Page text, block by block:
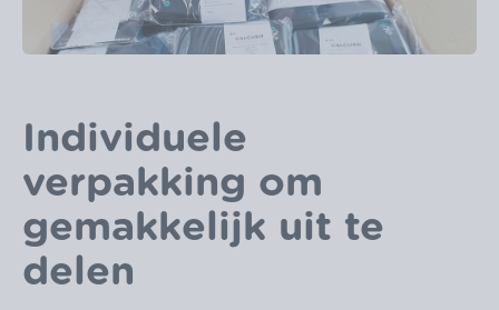
Individuele
verpakking om
gemakkelijk uit te
delen